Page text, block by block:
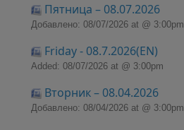
Пятница – 08.07.2026
Добавлено: 08/07/2026 at @ 3:00pm
Friday - 08.7.2026(EN)
Added: 08/07/2026 at @ 3:00pm
Вторник – 08.04.2026
Добавлено: 08/04/2026 at @ 3:00pm